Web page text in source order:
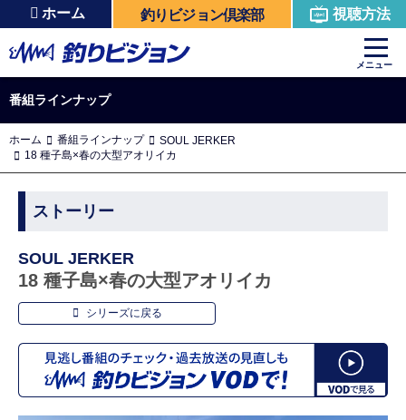
ホーム 釣りビジョン倶楽部 視聴方法
メニュー
番組ラインナップ
ホーム 番組ラインナップ
SOUL JERKER
18 種子島×春の大型アオリイカ
ストーリー
SOUL JERKER
18 種子島×春の大型アオリイカ
シリーズに戻る